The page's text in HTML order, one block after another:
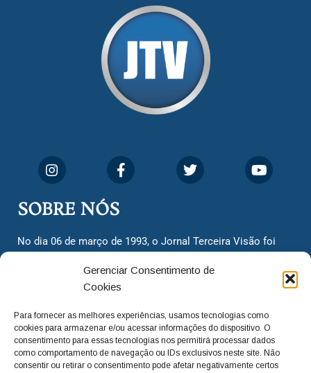
Gerenciar Consentimento de
Cookies
Para fornecer as melhores experiências, usamos tecnologias como
cookies para armazenar e/ou acessar informações do dispositivo. O
consentimento para essas tecnologias nos permitirá processar dados
como comportamento de navegação ou IDs exclusivos neste site. Não
consentir ou retirar o consentimento pode afetar negativamente certos
SOBRE NÓS
No dia 06 de março de 1993, o Jornal Terceira Visão foi
cidadãos valinhenses, já que naquela época só existiam
dois jornais. Há mais de 30 anos, o jornal continua
com o foco de trazer as melhores notícias. Nunca
deixamos de lado as necessidades do cidadão, sempre
questionando os órgãos públicos em busca de melhorias